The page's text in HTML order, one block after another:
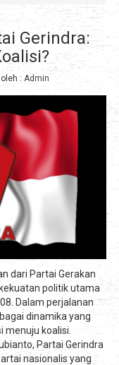
Gerindra:
: Admin
dari Partai Gerakan
politik utama
Dalam perjalanan
dinamika yang
koalisi.
Partai Gerindra
nasionalis yang